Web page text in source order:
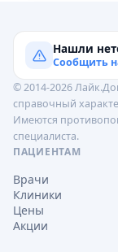
Нашли
Сообщить
© 2014-2026
справочный
Имеются
специалиста.
ПАЦИЕНТАМ
Врачи
Клиники
Цены
Акции